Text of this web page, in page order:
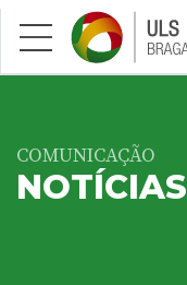
Saltar para conteúdo
COMUNICAÇÃO
NOTÍCIAS